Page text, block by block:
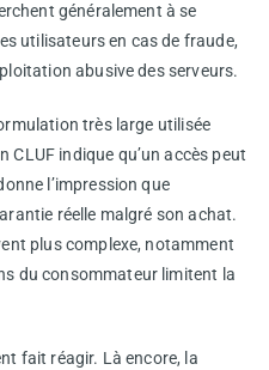
généralement à se
utilisateurs en cas de fraude,
abusive des serveurs.
très large utilisée
indique qu’un accès peut
l’impression que
réelle malgré son achat.
plus complexe, notamment
du consommateur limitent la
fait réagir. Là encore, la